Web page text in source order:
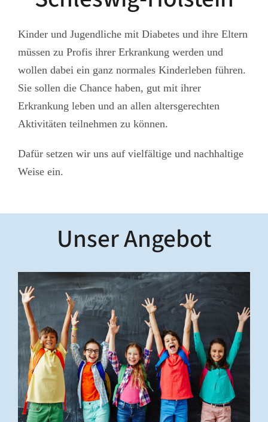
Kinder und Jugendliche mit Diabetes und ihre Eltern
müssen zu Profis ihrer Erkrankung werden und
wollen dabei ein ganz normales Kinderleben führen.
Sie sollen die Chance haben, gut mit ihrer
Erkrankung leben und an allen altersgerechten
Aktivitäten teilnehmen zu können.
Dafür setzen wir uns auf vielfältige und nachhaltige
Weise ein.
Unser Angebot